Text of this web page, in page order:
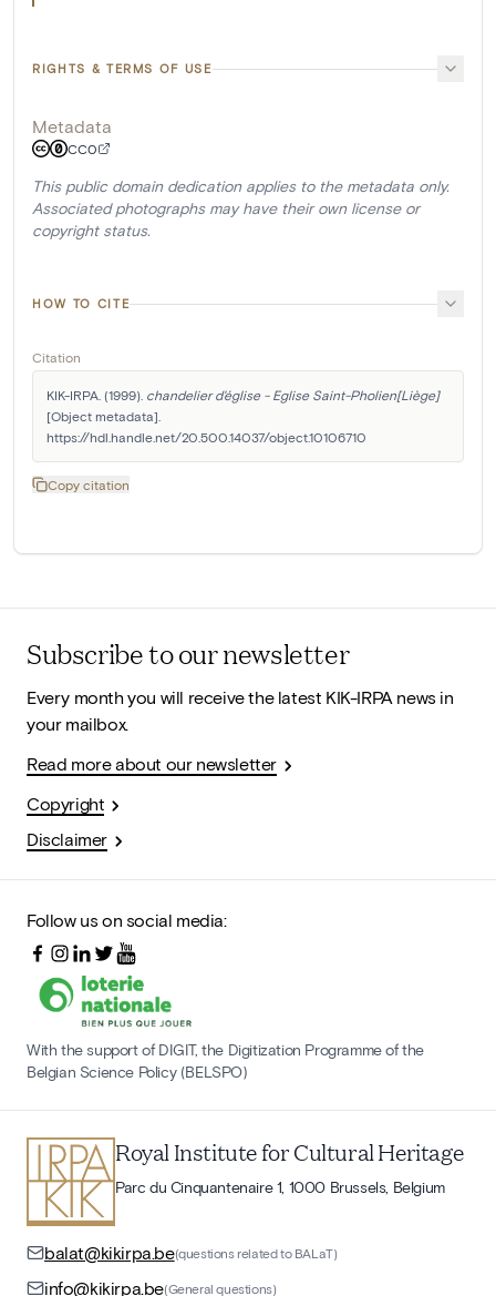
RIGHTS & TERMS OF USE
Metadata
CC0
This public domain dedication applies to the metadata only.
Associated photographs may have their own license or
copyright status.
HOW TO CITE
Citation
KIK-IRPA. (1999). chandelier d'église - Eglise Saint-Pholien[Liège]
[Object metadata].
https://hdl.handle.net/20.500.14037/object.10106710
Copy citation
Subscribe to our newsletter
Every month you will receive the latest KIK-IRPA news in
your mailbox.
Read more about our newsletter
Copyright
Disclaimer
Follow us on social media:
With the support of DIGIT, the Digitization Programme of the
Belgian Science Policy (BELSPO)
Royal Institute for Cultural Heritage
Parc du Cinquantenaire 1, 1000 Brussels, Belgium
balat@kikirpa.be(questions related to BALaT)
info@kikirpa.be(General questions)